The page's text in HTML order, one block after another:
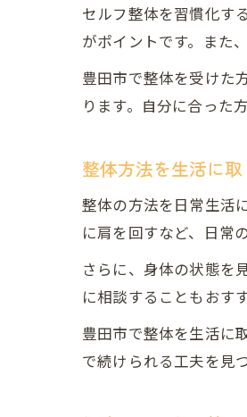
セルフ整体を習慣化す
がポイントです。また
豊田市で整体を受けた
ります。自分に合った
整体方法を生活に
整体の方法を日常生活
に肩を回すなど、日常
さらに、身体の状態を
に相談することもおす
豊田市で整体を生活に
で続けられる工夫を見